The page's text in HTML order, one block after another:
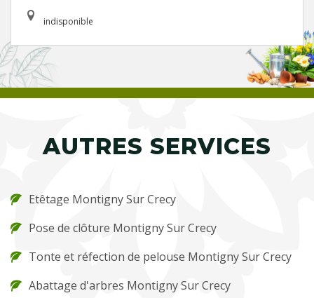
indisponible
AUTRES SERVICES
Etêtage Montigny Sur Crecy
Pose de clôture Montigny Sur Crecy
Tonte et réfection de pelouse Montigny Sur Crecy
Abattage d'arbres Montigny Sur Crecy